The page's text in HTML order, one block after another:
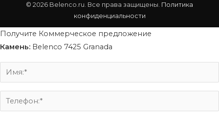
© 2026 Belenco.ru. Все права защищены. Политика
конфиденциальности
Получите Коммерческое предложение
Камень: Belenco 7425 Granada